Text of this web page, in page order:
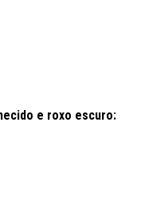
e roxo escuro: